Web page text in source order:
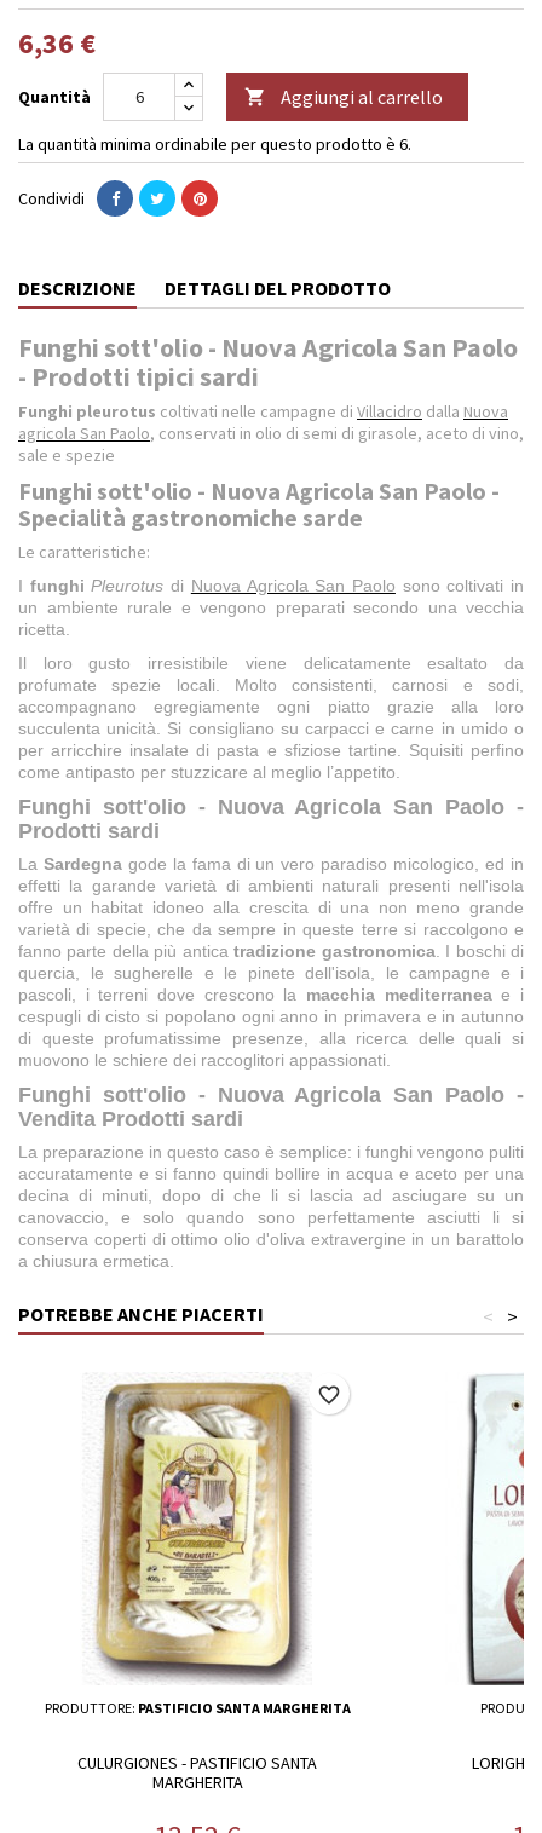
6,36 €
Quantità  Aggiungi al carrello
La quantità minima ordinabile per questo prodotto è 6.
Condividi
DESCRIZIONE DETTAGLI DEL PRODOTTO
Funghi sott'olio - Nuova Agricola San Paolo
- Prodotti tipici sardi
Funghi pleurotus coltivati nelle campagne di Villacidro dalla Nuova
agricola San Paolo, conservati in olio di semi di girasole, aceto di vino,
sale e spezie
Funghi sott'olio - Nuova Agricola San Paolo -
Specialità gastronomiche sarde
Le caratteristiche:
I funghi Pleurotus di Nuova Agricola San Paolo sono coltivati in
un ambiente rurale e vengono preparati secondo una vecchia
ricetta.
Il loro gusto irresistibile viene delicatamente esaltato da
profumate spezie locali. Molto consistenti, carnosi e sodi,
accompagnano egregiamente ogni piatto grazie alla loro
succulenta unicità. Si consigliano su carpacci e carne in umido o
per arricchire insalate di pasta e sfiziose tartine. Squisiti perfino
come antipasto per stuzzicare al meglio l’appetito.
Funghi sott'olio - Nuova Agricola San Paolo -
Prodotti sardi
La Sardegnagode la fama di un vero paradiso micologico, ed in
effetti la garande varietà di ambienti naturali presenti nell'isola
offre un habitat idoneo alla crescita di una non meno grande
varietà di specie, che da sempre in queste terre si raccolgono e
fanno parte della più anticatradizione gastronomica. I boschi di
quercia, le sugherelle e le pinete dell'isola, le campagne e i
pascoli, i terreni dove crescono la macchia mediterraneae i
cespugli di cisto si popolano ogni anno in primavera e in autunno
di queste profumatissime presenze, alla ricerca delle quali si
muovono le schiere dei raccoglitori appassionati.
Funghi sott'olio - Nuova Agricola San Paolo -
Vendita Prodotti sardi
La preparazione in questo caso è semplice: i funghi vengono puliti
accuratamente e si fanno quindi bollire in acqua e aceto per una
decina di minuti, dopo di che li si lascia ad asciugare su un
canovaccio, e solo quando sono perfettamente asciutti li si
conserva coperti di ottimo olio d'oliva extravergine in un barattolo
a chiusura ermetica.
POTREBBE ANCHE PIACERTI >
<
PRODUTTORE: PASTIFICIO SANTA MARGHERITA
CULURGIONES - PASTIFICIO SANTA
MARGHERITA
favorite_border